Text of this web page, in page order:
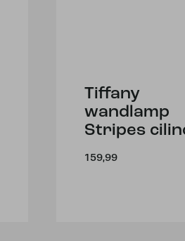
Tiffany
wandlamp
Stripes
159,99